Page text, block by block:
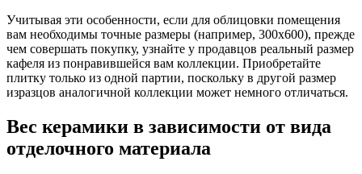
Учитывая эти особенности, если для облицовки помещения
вам необходимы точные размеры (например, 300х600), прежде
чем совершать покупку, узнайте у продавцов реальный размер
кафеля из понравившейся вам коллекции. Приобретайте
плитку только из одной партии, поскольку в другой размер
изразцов аналогичной коллекции может немного отличаться.
Вес керамики в зависимости от вида
отделочного материала